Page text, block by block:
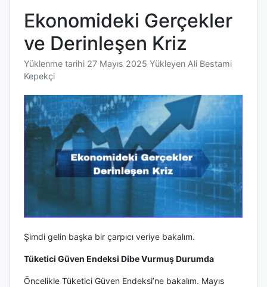
Ekonomideki Gerçekler
ve Derinleşen Kriz
Yüklenme tarihi 27 Mayıs 2025 Yükleyen Ali Bestami
Kepekçi
Şimdi gelin başka bir çarpıcı veriye bakalım.
Tüketici Güven Endeksi Dibe Vurmuş Durumda
Öncelikle Tüketici Güven Endeksi’ne bakalım. Mayıs